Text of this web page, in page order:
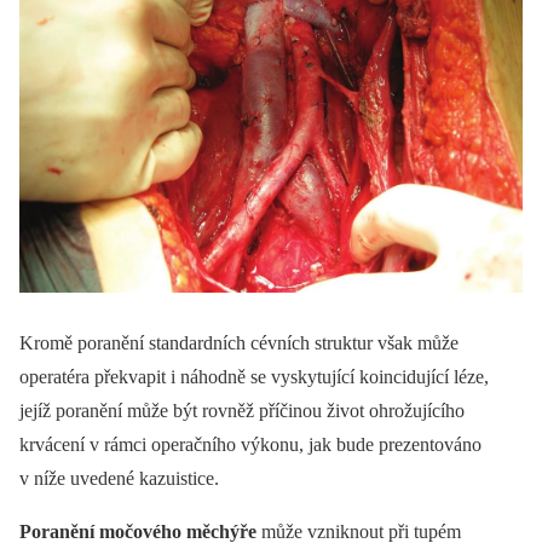
Kromě poranění standardních cévních struktur však může
operatéra překvapit i náhodně se vyskytující koincidující léze,
jejíž poranění může být rovněž příčinou život ohrožujícího
krvácení v rámci operačního výkonu, jak bude prezentováno
v níže uvedené kazuistice.
Poranění močového měchýře může vzniknout při tupém